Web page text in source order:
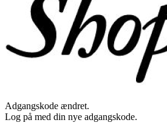
Adgangskode ændret.
Log på med din nye adgangskode.